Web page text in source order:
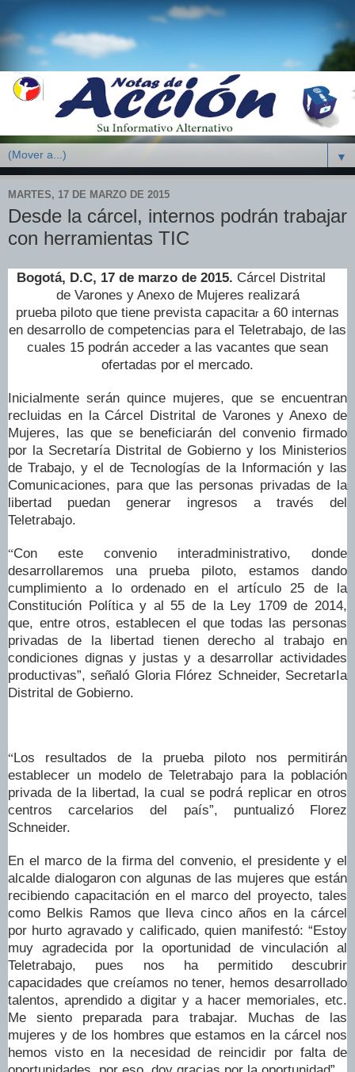
▼
MARTES, 17 DE MARZO DE 2015
Desde la cárcel, internos podrán trabajar
con herramientas TIC
Bogotá, D.C, 17 de marzo de 2015. Cárcel Distrital
de Varones y Anexo de Mujeres realizará
prueba piloto que tiene prevista capacitar a 60 internas
en desarrollo de competencias para el Teletrabajo, de las
cuales 15 podrán acceder a las vacantes que sean
ofertadas por el mercado.
Inicialmente serán quince mujeres, que se encuentran
recluidas en la Cárcel Distrital de Varones y Anexo de
Mujeres, las que se beneficiarán del convenio firmado
por la Secretaría Distrital de Gobierno y los Ministerios
de Trabajo, y el de Tecnologías de la Información y las
Comunicaciones, para que las personas privadas de la
libertad puedan generar ingresos a través del
Teletrabajo.
“Con este convenio interadministrativo, donde
desarrollaremos una prueba piloto, estamos dando
cumplimiento a lo ordenado en el artículo 25 de la
Constitución Política y al 55 de la Ley 1709 de 2014,
que, entre otros, establecen el que todas las personas
privadas de la libertad tienen derecho al trabajo en
condiciones dignas y justas y a desarrollar actividades
productivas”, señaló Gloria Flórez Schneider, SecretarIa
Distrital de Gobierno.
“Los resultados de la prueba piloto nos permitirán
establecer un modelo de Teletrabajo para la población
privada de la libertad, la cual se podrá replicar en otros
centros carcelarios del país”, puntualizó Florez
Schneider.
En el marco de la firma del convenio, el presidente y el
alcalde dialogaron con algunas de las mujeres que están
recibiendo capacitación en el marco del proyecto, tales
como Belkis Ramos que lleva cinco años en la cárcel
por hurto agravado y calificado, quien manifestó: “Estoy
muy agradecida por la oportunidad de vinculación al
Teletrabajo, pues nos ha permitido descubrir
capacidades que creíamos no tener, hemos desarrollado
talentos, aprendido a digitar y a hacer memoriales, etc.
Me siento preparada para trabajar. Muchas de las
mujeres y de los hombres que estamos en la cárcel nos
hemos visto en la necesidad de reincidir por falta de